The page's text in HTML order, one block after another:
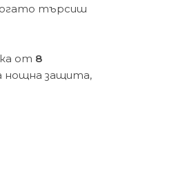
търсиш
от 8
нощна защита,